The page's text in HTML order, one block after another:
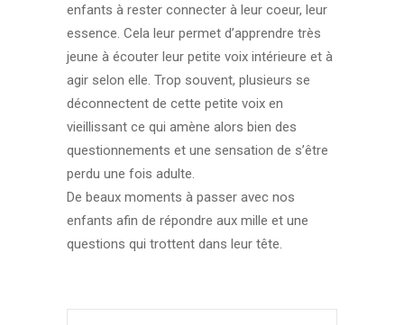
enfants à rester connecter à leur coeur, leur
essence. Cela leur permet d’apprendre très
jeune à écouter leur petite voix intérieure et à
agir selon elle. Trop souvent, plusieurs se
déconnectent de cette petite voix en
vieillissant ce qui amène alors bien des
questionnements et une sensation de s’être
perdu une fois adulte.
De beaux moments à passer avec nos
enfants afin de répondre aux mille et une
questions qui trottent dans leur tête.